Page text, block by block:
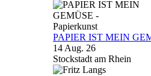
PAPIER IST MEIN
14 Aug. 26
Stockstadt am Rhein